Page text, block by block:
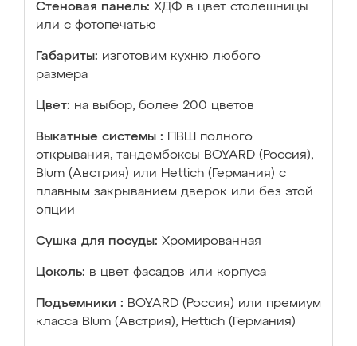
Стеновая панель: ХДФ в цвет столешницы
или с фотопечатью
Габариты: изготовим кухню любого
размера
Цвет: на выбор, более 200 цветов
Выкатные системы :
ПВШ полного
открывания, тандембоксы BOYARD (Россия),
Blum (Австрия) или Hettich (Германия) с
плавным закрыванием дверок или без этой
опции
Сушка для посуды: Хромированная
Цоколь: в цвет фасадов или корпуса
Подъемники : BOYARD (Россия) или премиум
класса Blum (Австрия), Hettich (Германия)